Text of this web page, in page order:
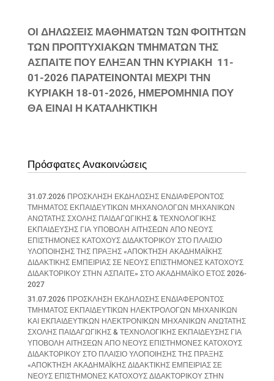
ΟΙ ΔΗΛΩΣΕΙΣ ΜΑΘΗΜΑΤΩΝ ΤΩΝ ΦΟΙΤΗΤΩΝ
ΤΩΝ ΠΡΟΠΤΥΧΙΑΚΩΝ ΤΜΗΜΑΤΩΝ ΤΗΣ
ΑΣΠΑΙΤΕ ΠΟΥ ΕΛΗΞΑΝ ΤΗΝ ΚΥΡΙΑΚΗ 11-
01-2026 ΠΑΡΑΤΕΙΝΟΝΤΑΙ ΜΕΧΡΙ ΤΗΝ
ΚΥΡΙΑΚΗ 18-01-2026, ΗΜΕΡΟΜΗΝΙΑ ΠΟΥ
ΘΑ ΕΙΝΑΙ Η ΚΑΤΑΛΗΚΤΙΚΗ
Πρόσφατες Ανακοινώσεις
31.07.2026 ΠΡΟΣΚΛΗΣΗ ΕΚΔΗΛΩΣΗΣ ΕΝΔΙΑΦΕΡΟΝΤΟΣ
ΤΜΗΜΑΤΟΣ ΕΚΠΑΙΔΕΥΤΙΚΩΝ ΜΗΧΑΝΟΛΟΓΩΝ ΜΗΧΑΝΙΚΩΝ
ΑΝΩΤΑΤΗΣ ΣΧΟΛΗΣ ΠΑΙΔΑΓΩΓΙΚΗΣ & ΤΕΧΝΟΛΟΓΙΚΗΣ
ΕΚΠΑΙΔΕΥΣΗΣ ΓΙΑ ΥΠΟΒΟΛΗ ΑΙΤΗΣΕΩΝ ΑΠΟ ΝΕΟΥΣ
ΕΠΙΣΤΗΜΟΝΕΣ ΚΑΤΟΧΟΥΣ ΔΙΔΑΚΤΟΡΙΚΟΥ ΣΤΟ ΠΛΑΙΣΙΟ
ΥΛΟΠΟΙΗΣΗΣ ΤΗΣ ΠΡΑΞΗΣ «ΑΠΟΚΤΗΣΗ ΑΚΑΔΗΜΑΪΚΗΣ
ΔΙΔΑΚΤΙΚΗΣ ΕΜΠΕΙΡΙΑΣ ΣΕ ΝΕΟΥΣ ΕΠΙΣΤΗΜΟΝΕΣ ΚΑΤΟΧΟΥΣ
ΔΙΔΑΚΤΟΡΙΚΟΥ ΣΤΗΝ ΑΣΠΑΙΤΕ» ΣΤΟ ΑΚΑΔΗΜΑΪΚΟ ΕΤΟΣ 2026-
2027
31.07.2026 ΠΡΟΣΚΛΗΣΗ ΕΚΔΗΛΩΣΗΣ ΕΝΔΙΑΦΕΡΟΝΤΟΣ
ΤΜΗΜΑΤΟΣ ΕΚΠΑΙΔΕΥΤΙΚΩΝ ΗΛΕΚΤΡΟΛΟΓΩΝ ΜΗΧΑΝΙΚΩΝ
ΚΑΙ ΕΚΠΑΙΔΕΥΤΙΚΩΝ ΗΛΕΚΤΡΟΝΙΚΩΝ ΜΗΧΑΝΙΚΩΝ ΑΝΩΤΑΤΗΣ
ΣΧΟΛΗΣ ΠΑΙΔΑΓΩΓΙΚΗΣ & ΤΕΧΝΟΛΟΓΙΚΗΣ ΕΚΠΑΙΔΕΥΣΗΣ ΓΙΑ
ΥΠΟΒΟΛΗ ΑΙΤΗΣΕΩΝ ΑΠΟ ΝΕΟΥΣ ΕΠΙΣΤΗΜΟΝΕΣ ΚΑΤΟΧΟΥΣ
ΔΙΔΑΚΤΟΡΙΚΟΥ ΣΤΟ ΠΛΑΙΣΙΟ ΥΛΟΠΟΙΗΣΗΣ ΤΗΣ ΠΡΑΞΗΣ
«ΑΠΟΚΤΗΣΗ ΑΚΑΔΗΜΑΪΚΗΣ ΔΙΔΑΚΤΙΚΗΣ ΕΜΠΕΙΡΙΑΣ ΣΕ
ΝΕΟΥΣ ΕΠΙΣΤΗΜΟΝΕΣ ΚΑΤΟΧΟΥΣ ΔΙΔΑΚΤΟΡΙΚΟΥ ΣΤΗΝ